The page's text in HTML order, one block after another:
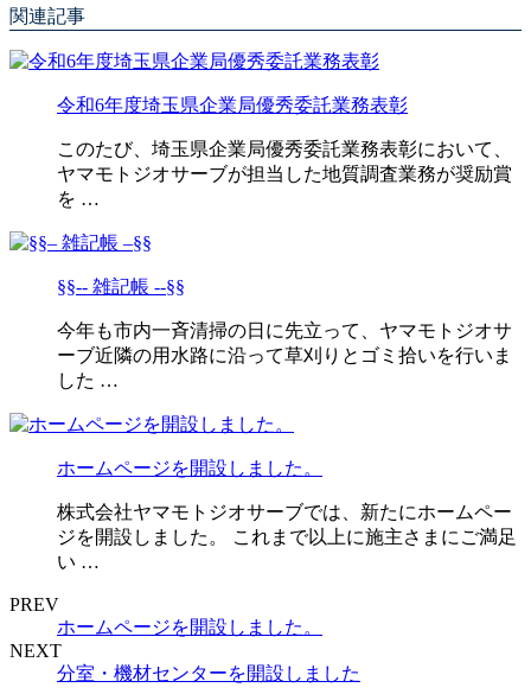
関連記事
令和6年度埼玉県企業局優秀委託業務表彰
このたび、埼玉県企業局優秀委託業務表彰において、
ヤマモトジオサーブが担当した地質調査業務が奨励賞
を …
§§-- 雑記帳 --§§
今年も市内一斉清掃の日に先立って、ヤマモトジオサ
ーブ近隣の用水路に沿って草刈りとゴミ拾いを行いま
した …
ホームページを開設しました。
株式会社ヤマモトジオサーブでは、新たにホームペー
ジを開設しました。 これまで以上に施主さまにご満足
い …
PREV
ホームページを開設しました。
NEXT
分室・機材センターを開設しました